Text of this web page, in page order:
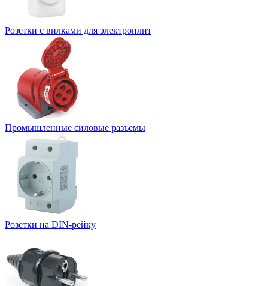
Розетки с вилками для электроплит
Промышленные силовые разъемы
Розетки на DIN-рейку